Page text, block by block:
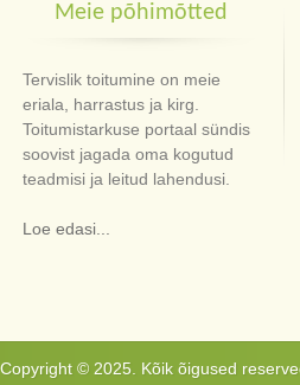
Meie põhimõtted
Tervislik toitumine on meie
eriala, harrastus ja kirg.
Toitumistarkuse portaal sündis
soovist jagada oma kogutud
teadmisi ja leitud lahendusi.
Loe edasi...
Copyright © 2025. Kõik õigused